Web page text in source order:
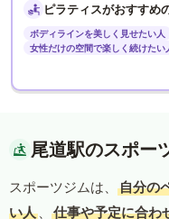
ピラティスがおすすめ
ボディラインを美しく見せたい人
女性だけの空間で楽しく続けたい
尾道駅のスポー
スポーツジムは、
自分の
い人 、 仕事や予定に合わ